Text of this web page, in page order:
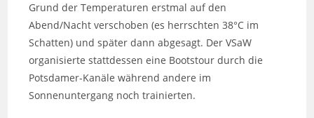
Grund der Temperaturen erstmal auf den
Abend/Nacht verschoben (es herrschten 38°C im
Schatten) und später dann abgesagt. Der VSaW
organisierte stattdessen eine Bootstour durch die
Potsdamer-Kanäle während andere im
Sonnenuntergang noch trainierten.